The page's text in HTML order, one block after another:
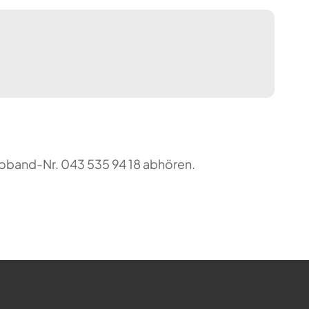
Nr. 043 535 94 18 abhören.